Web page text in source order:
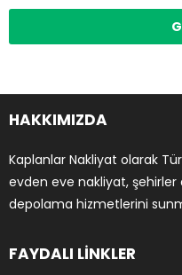
HAKKIMIZDA
Kaplanlar Nakliyat olarak
evden eve nakliyat, şehirler
depolama hizmetlerini
FAYDALI LİNKLER